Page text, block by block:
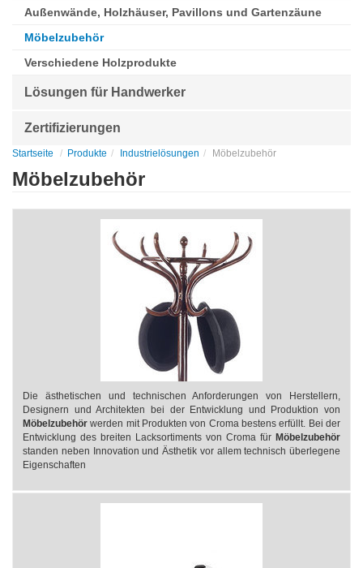
Außenwände, Holzhäuser, Pavillons und Gartenzäune
Möbelzubehör
Verschiedene Holzprodukte
Lösungen für Handwerker
Zertifizierungen
Startseite Produkte Industrielösungen Möbelzubehör
Möbelzubehör
Die ästhetischen und technischen Anforderungen von Herstellern,
Designern und Architekten bei der Entwicklung und Produktion von
Möbelzubehörwerden mit Produkten von Croma bestens erfüllt. Bei der
Entwicklung des breiten Lacksortiments von Croma für Möbelzubehör
standen neben Innovation und Ästhetik vor allem technisch überlegene
Eigenschaften